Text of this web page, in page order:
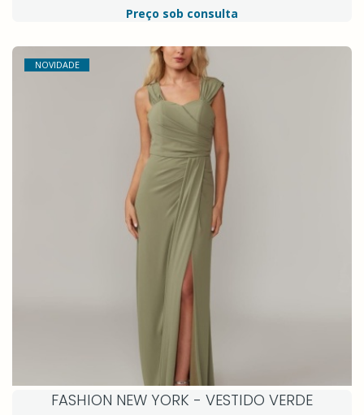
Preço sob consulta
NOVIDADE
FASHION NEW YORK - VESTIDO VERDE